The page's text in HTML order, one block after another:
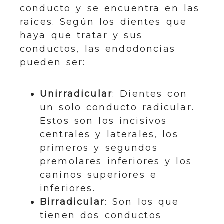
conducto y se encuentra en las
raíces. Según los dientes que
haya que tratar y sus
conductos, las endodoncias
pueden ser:
Unirradicular: Dientes con
un solo conducto radicular.
Estos son los incisivos
centrales y laterales, los
primeros y segundos
premolares inferiores y los
caninos superiores e
inferiores.
Birradicular: Son los que
tienen dos conductos